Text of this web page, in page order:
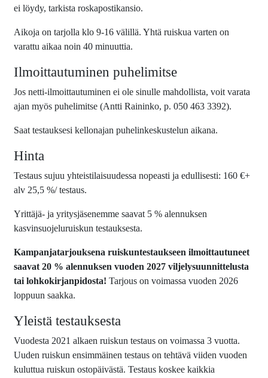
ei löydy, tarkista roskapostikansio.
Aikoja on tarjolla klo 9-16 välillä. Yhtä ruiskua varten on
varattu aikaa noin 40 minuuttia.
Ilmoittautuminen puhelimitse
Jos netti-ilmoittautuminen ei ole sinulle mahdollista, voit varata
ajan myös puhelimitse (Antti Raininko, p. 050 463 3392).
Saat testauksesi kellonajan puhelinkeskustelun aikana.
Hinta
Testaus sujuu yhteistilaisuudessa nopeasti ja edullisesti: 160 €+
alv 25,5 %/ testaus.
Yrittäjä- ja yritysjäsenemme saavat 5 % alennuksen
kasvinsuojeluruiskun testauksesta.
Kampanjatarjouksena ruiskuntestaukseen ilmoittautuneet
saavat 20 % alennuksen vuoden 2027 viljelysuunnittelusta
tai lohkokirjanpidosta! Tarjous on voimassa vuoden 2026
loppuun saakka.
Yleistä testauksesta
Vuodesta 2021 alkaen ruiskun testaus on voimassa 3 vuotta.
Uuden ruiskun ensimmäinen testaus on tehtävä viiden vuoden
kuluttua ruiskun ostopäivästä. Testaus koskee kaikkia